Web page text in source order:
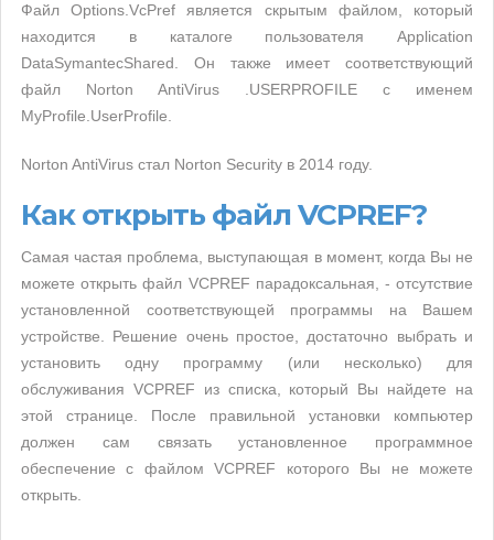
Файл Options.VcPref является скрытым файлом, который
находится в каталоге пользователя Application
DataSymantecShared. Он также имеет соответствующий
файл Norton AntiVirus .USERPROFILE с именем
MyProfile.UserProfile.
Norton AntiVirus стал Norton Security в 2014 году.
Как открыть файл VCPREF?
Самая частая проблема, выступающая в момент, когда Вы не
можете открыть файл VCPREF парадоксальная, - отсутствие
установленной соответствующей программы на Вашем
устройстве. Решение очень простое, достаточно выбрать и
установить одну программу (или несколько) для
обслуживания VCPREF из списка, который Вы найдете на
этой странице. После правильной установки компьютер
должен сам связать установленное программное
обеспечение с файлом VCPREF которого Вы не можете
открыть.